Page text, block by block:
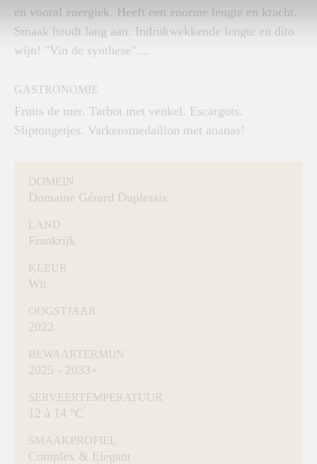
en vooral energiek. Heeft een enorme lengte en kracht.
Smaak houdt lang aan. Indrukwekkende lengte en dito
wijn! "Vin de synthese"....
GASTRONOMIE
Fruits de mer. Tarbot met venkel. Escargots.
Sliptongetjes. Varkensmedaillon met ananas!
DOMEIN
Domaine Gérard Duplessis
LAND
Frankrijk
KLEUR
Wit
OOGSTJAAR
2022
BEWAARTERMIJN
2025 - 2033+
SERVEERTEMPERATUUR
12 à 14 °C
SMAAKPROFIEL
Complex & Elegant